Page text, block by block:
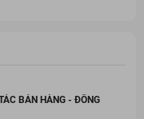
BÁN HÀNG - ĐỒNG